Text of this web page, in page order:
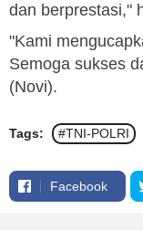
dan berprestasi,"
"Kami
Semoga sukses
(Novi).
Tags: #TNI-POLRI
Facebook